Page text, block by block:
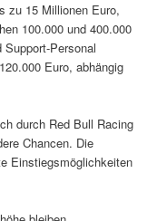
zu 15 Millionen Euro,
100.000 und 400.000
Personal
Euro, abhängig
durch Red Bull Racing
Chancen. Die
Einstiegsmöglichkeiten